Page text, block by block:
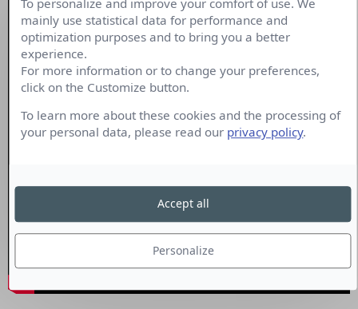
mainly use statistical data for performance and
optimization purposes and to bring you a better
experience.
For more information or to change your preferences,
click on the Customize button.
To learn more about these cookies and the processing of
your personal data, please read our privacy policy.
Personalize
Accept all